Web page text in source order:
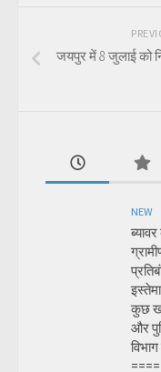
जयपुर में 8 जुलाई को
NEW
कुछ
और